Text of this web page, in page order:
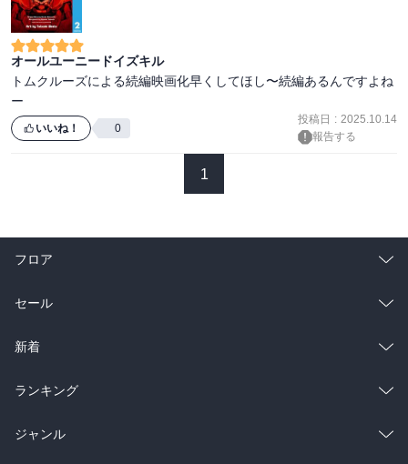
オールユーニードイズキル
トムクルーズによる続編映画化早くしてほし〜続編あるんですよね
ー
いいね！ 0
投稿日 : 2025.10.14
報告する
1
フロア
総合
ラノベ
雑誌・グラビア
BL・TL
セール
総合
ラノベ
雑誌・グラビア
新着
総合
ラノベ
ランキング
総合
ジャンル